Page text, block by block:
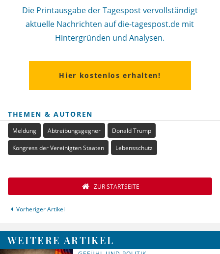
Die Printausgabe der Tagespost vervollständigt
aktuelle Nachrichten auf die-tagespost.de mit
Hintergründen und Analysen.
Hier kostenlos erhalten!
THEMEN & AUTOREN
Meldung Abtreibungsgegner Donald Trump
Kongress der Vereinigten Staaten Lebensschutz
Vorheriger Artikel
ZUR STARTSEITE
WEITERE ARTIKEL